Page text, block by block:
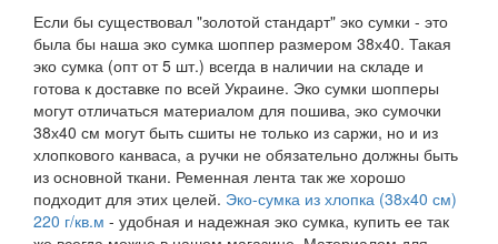
Если бы существовал "золотой стандарт" эко сумки - это
была бы наша эко сумка шоппер размером 38х40. Такая
эко сумка (опт от 5 шт.) всегда в наличии на складе и
готова к доставке по всей Украине. Эко сумки шопперы
могут отличаться материалом для пошива, эко сумочки
38х40 см могут быть сшиты не только из саржи, но и из
хлопкового канваса, а ручки не обязательно должны быть
из основной ткани. Ременная лента так же хорошо
подходит для этих целей. Эко-сумка из хлопка (38х40 см)
220 г/кв.м - удобная и надежная эко сумка, купить ее так